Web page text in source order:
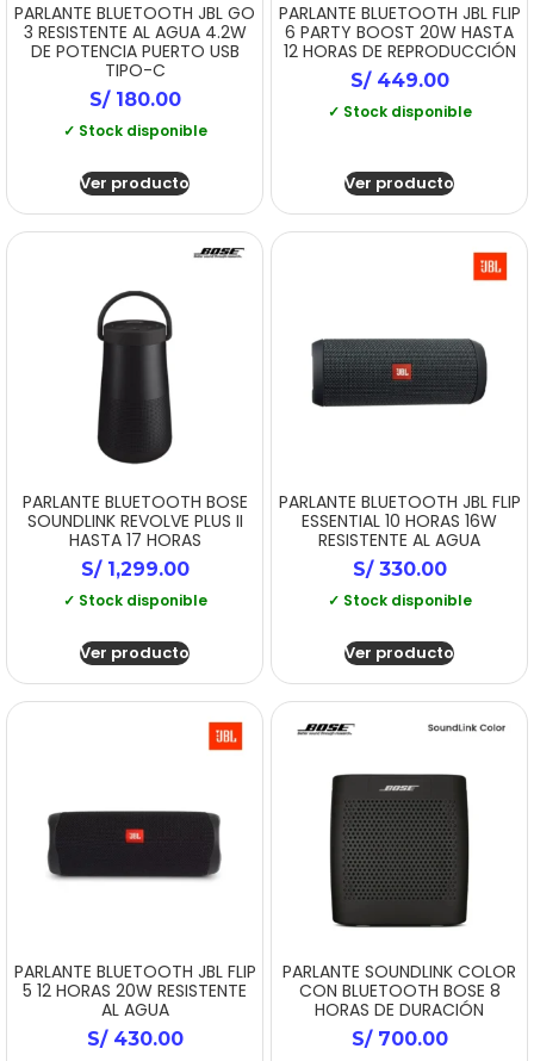
PARLANTE BLUETOOTH JBL GO
3 RESISTENTE AL AGUA 4.2W
DE POTENCIA PUERTO USB
TIPO-C
S/180.00
✓ Stock disponible
Ver producto
PARLANTE BLUETOOTH JBL FLIP
6 PARTY BOOST 20W HASTA
12 HORAS DE REPRODUCCIÓN
S/449.00
✓ Stock disponible
Ver producto
PARLANTE BLUETOOTH BOSE
SOUNDLINK REVOLVE PLUS II
HASTA 17 HORAS
S/1,299.00
✓ Stock disponible
Ver producto
PARLANTE BLUETOOTH JBL FLIP
ESSENTIAL 10 HORAS 16W
RESISTENTE AL AGUA
S/330.00
✓ Stock disponible
Ver producto
PARLANTE BLUETOOTH JBL FLIP
5 12 HORAS 20W RESISTENTE
AL AGUA
S/430.00
PARLANTE SOUNDLINK COLOR
CON BLUETOOTH BOSE 8
HORAS DE DURACIÓN
S/700.00